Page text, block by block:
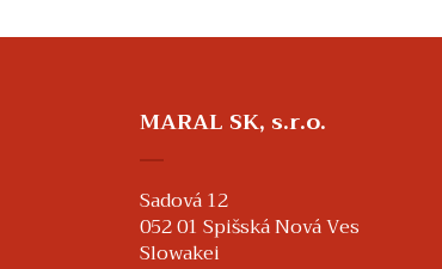
MARAL SK, s.r.o.
Sadová 12
052 01 Spišská Nová Ves
Slowakei